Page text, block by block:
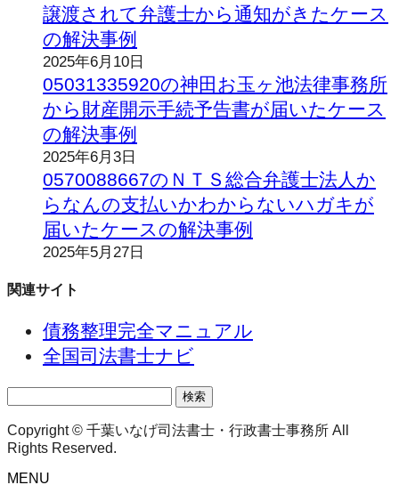
譲渡されて弁護士から通知がきたケース
の解決事例
2025年6月10日
05031335920の神田お玉ヶ池法律事務所
から財産開示手続予告書が届いたケース
の解決事例
2025年6月3日
0570088667のＮＴＳ総合弁護士法人か
らなんの支払いかわからないハガキが
届いたケースの解決事例
2025年5月27日
関連サイト
債務整理完全マニュアル
全国司法書士ナビ
Copyright © 千葉いなげ司法書士・行政書士事務所 All
Rights Reserved.
MENU